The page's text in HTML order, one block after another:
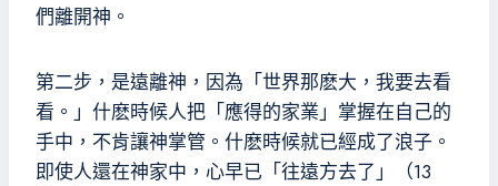
們離開神。
第二步，是遠離神，因為「世界那麽大，我要去看
看。」什麽時候人把「應得的家業」掌握在自己的
手中，不肯讓神掌管。什麽時候就已經成了浪子。
即使人還在神家中，心早已「往遠方去了」（13